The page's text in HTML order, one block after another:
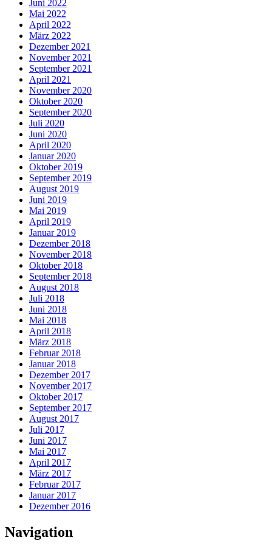
Juni 2022
Mai 2022
April 2022
März 2022
Dezember 2021
November 2021
September 2021
April 2021
November 2020
Oktober 2020
September 2020
Juli 2020
Juni 2020
April 2020
Januar 2020
Oktober 2019
September 2019
August 2019
Juni 2019
Mai 2019
April 2019
Januar 2019
Dezember 2018
November 2018
Oktober 2018
September 2018
August 2018
Juli 2018
Juni 2018
Mai 2018
April 2018
März 2018
Februar 2018
Januar 2018
Dezember 2017
November 2017
Oktober 2017
September 2017
August 2017
Juli 2017
Juni 2017
Mai 2017
April 2017
März 2017
Februar 2017
Januar 2017
Dezember 2016
Navigation